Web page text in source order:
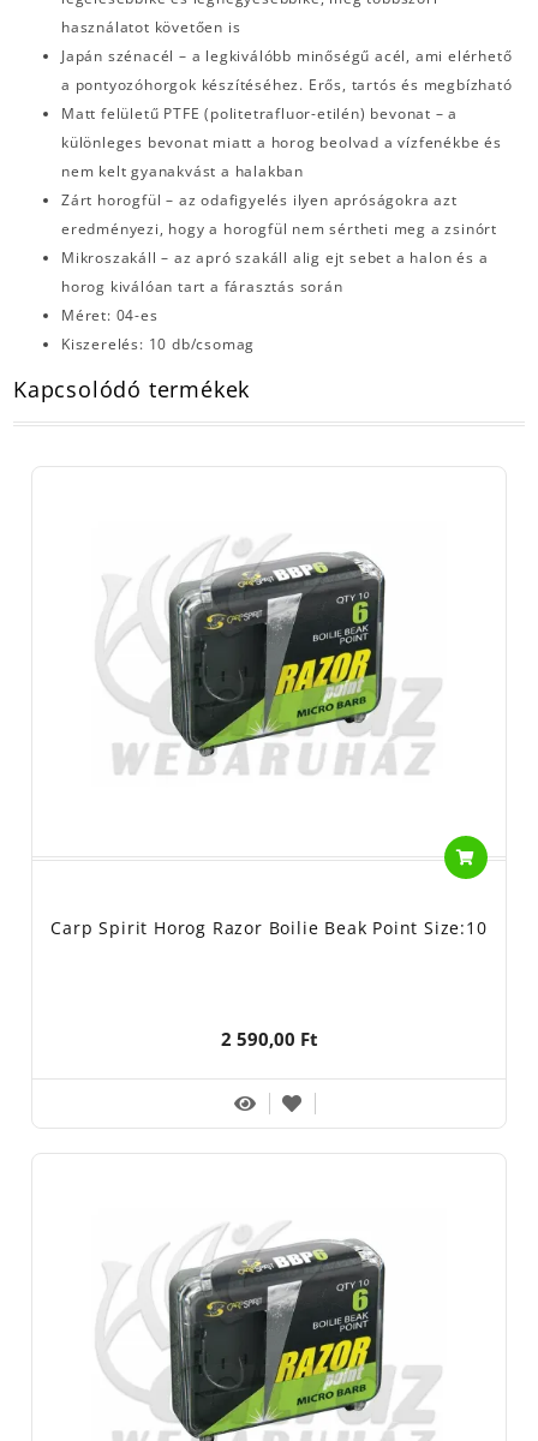
használatot követően is
Japán szénacél – a legkiválóbb minőségű acél, ami elérhető
a pontyozóhorgok készítéséhez. Erős, tartós és megbízható
Matt felületű PTFE (politetrafluor-etilén) bevonat – a
különleges bevonat miatt a horog beolvad a vízfenékbe és
nem kelt gyanakvást a halakban
Zárt horogfül – az odafigyelés ilyen apróságokra azt
eredményezi, hogy a horogfül nem sértheti meg a zsinórt
Mikroszakáll – az apró szakáll alig ejt sebet a halon és a
horog kiválóan tart a fárasztás során
Méret: 04-es
Kiszerelés: 10 db/csomag
Kapcsolódó termékek
Carp Spirit Horog Razor Boilie Beak Point Size:10
2 590,00 Ft